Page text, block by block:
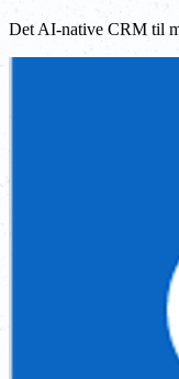
Det AI-native CRM til